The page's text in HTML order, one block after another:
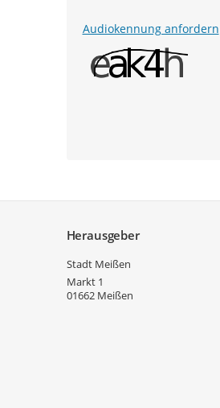
Audiokennung anfordern
Herausgeber
Stadt Meißen
Markt 1
01662 Meißen